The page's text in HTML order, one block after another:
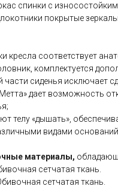
спинки с
покрытые
кресла соответствует
комплектуется
сиденья исключает
дает возможность
телу «дышать»,
видами
материалы,
сетчатая ткань.
сетчатая ткань.